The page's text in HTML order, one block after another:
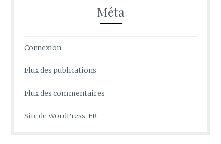
Méta
Connexion
Flux des publications
Flux des commentaires
Site de WordPress-FR